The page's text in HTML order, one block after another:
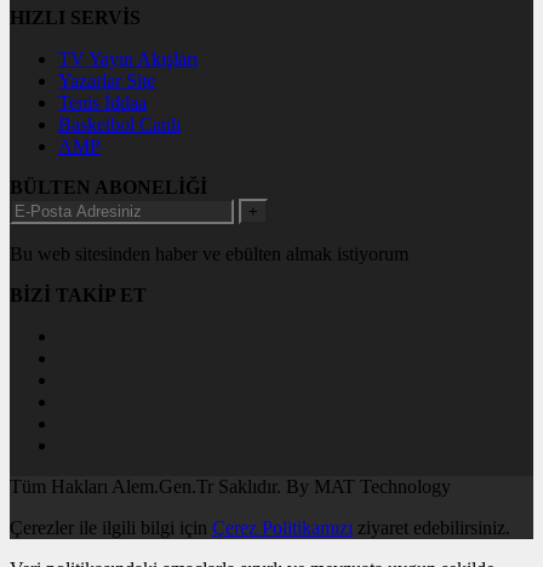
HIZLI SERVİS
TV Yayın Akışları
Yazarlar Site
Tenis İddaa
Basketbol Canlı
AMP
BÜLTEN ABONELİĞİ
+
Bu web sitesinden haber ve ebülten almak istiyorum
BİZİ TAKİP ET
Tüm Hakları Alem.Gen.Tr Saklıdır. By MAT Technology
Çerezler ile ilgili bilgi için Çerez Politikamızı ziyaret edebilirsiniz.